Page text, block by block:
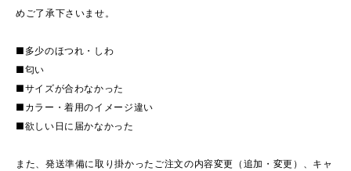
めご了承下さいませ。
■多少のほつれ・しわ
■匂い
■サイズが合わなかった
■カラー・着用のイメージ違い
■欲しい日に届かなかった
また、発送準備に取り掛かったご注文の内容変更（追加・変更）、キャ